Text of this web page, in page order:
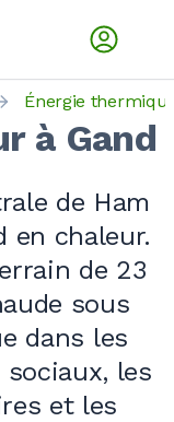
Énergie
à Gand
de Ham
en chaleur.
de 23
sous
dans les
les
et les